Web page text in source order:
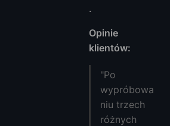
.
Opinie
klientów:
"Po
wypróbowa
niu trzech
różnych